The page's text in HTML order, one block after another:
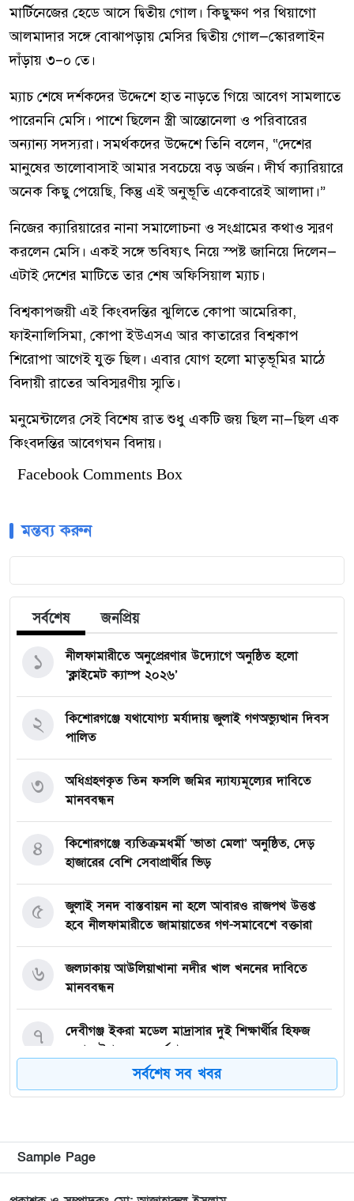
মার্টিনেজের হেডে আসে দ্বিতীয় গোল। কিছুক্ষণ পর থিয়াগো
আলমাদার সঙ্গে বোঝাপড়ায় মেসির দ্বিতীয় গোল—স্কোরলাইন
দাঁড়ায় ৩–০ তে।
ম্যাচ শেষে দর্শকদের উদ্দেশে হাত নাড়তে গিয়ে আবেগ সামলাতে
পারেননি মেসি। পাশে ছিলেন স্ত্রী আন্তোনেলা ও পরিবারের
অন্যান্য সদস্যরা। সমর্থকদের উদ্দেশে তিনি বলেন, “দেশের
মানুষের ভালোবাসাই আমার সবচেয়ে বড় অর্জন। দীর্ঘ ক্যারিয়ারে
অনেক কিছু পেয়েছি, কিন্তু এই অনুভূতি একেবারেই আলাদা।”
নিজের ক্যারিয়ারের নানা সমালোচনা ও সংগ্রামের কথাও স্মরণ
করলেন মেসি। একই সঙ্গে ভবিষ্যৎ নিয়ে স্পষ্ট জানিয়ে দিলেন—
এটাই দেশের মাটিতে তার শেষ অফিসিয়াল ম্যাচ।
বিশ্বকাপজয়ী এই কিংবদন্তির ঝুলিতে কোপা আমেরিকা,
ফাইনালিসিমা, কোপা ইউএসএ আর কাতারের বিশ্বকাপ
শিরোপা আগেই যুক্ত ছিল। এবার যোগ হলো মাতৃভূমির মাঠে
বিদায়ী রাতের অবিস্মরণীয় স্মৃতি।
মনুমেন্টালের সেই বিশেষ রাত শুধু একটি জয় ছিল না—ছিল এক
কিংবদন্তির আবেগঘন বিদায়।
Facebook Comments Box
মন্তব্য করুন
সর্বশেষ জনপ্রিয়
নীলফামারীতে অনুপ্রেরণার উদ্যোগে অনুষ্ঠিত হলো
‘ক্লাইমেট ক্যাম্প ২০২৬’
১
কিশোরগঞ্জে যথাযোগ্য মর্যাদায় জুলাই গণঅভ্যুত্থান দিবস
পালিত
২
অধিগ্রহণকৃত তিন ফসলি জমির ন্যায্যমূল্যের দাবিতে
মানববন্ধন
৩
কিশোরগঞ্জে ব্যতিক্রমধর্মী ‘ভাতা মেলা’ অনুষ্ঠিত, দেড়
হাজারের বেশি সেবাপ্রার্থীর ভিড়
৪
জুলাই সনদ বাস্তবায়ন না হলে আবারও রাজপথ উত্তপ্ত
হবে নীলফামারীতে জামায়াতের গণ-সমাবেশে বক্তারা
৫
জলঢাকায় আউলিয়াখানা নদীর খাল খননের দাবিতে
মানববন্ধন
৬
দেবীগঞ্জ ইকরা মডেল মাদ্রাসার দুই শিক্ষার্থীর হিফজ
সম্পন্ন উপলক্ষে সংবর্ধনা
৭
কিশোরগঞ্জে ৮০ পিস ট্যাপেন্টাডল ট্যাবলেটসহ গ্রেপ্তার ২,
৮
কিশোরগঞ্জে জুলাই গণঅভ্যুত্থান দিবস-২০২৬ উপলক্ষে
প্রস্তুতিমূলক সভা অনুষ্ঠিত
৯
সর্বশেষ সব খবর
Sample Page